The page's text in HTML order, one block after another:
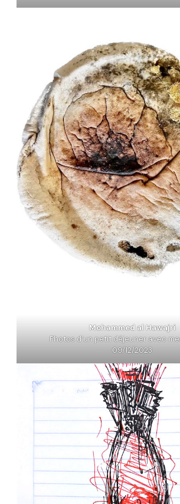
Mohammed al Hawajri
Photos d’un petit déjeuner avec
09/12/2023